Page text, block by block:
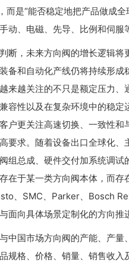
而是“能否稳定地把产品做成
动、电磁、先导、比例和伺服
断，未来方向阀的增长逻辑将
备和自动化产线仍将持续形成
来越关注的不只是额定压力
容性以及在复杂环境中的稳
户更关注高速切换、一致性
要求。随着设备出口全球化
组总成、硬件交付加系统调
在于某一类方向阀本体，而
、SMC、Parker、Bosch
面向具体场景定制化的方向推
中国市场方向阀的产能、产
规格、价格、销量、销售收